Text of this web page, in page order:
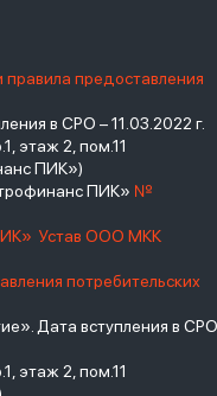
предоставления
в СРО – 11.03.2022 г.
этаж 2, пом.11
ПИК»)
ПИК» №
Устав ООО МКК
потребительских
Дата вступления в
этаж 2, пом.11